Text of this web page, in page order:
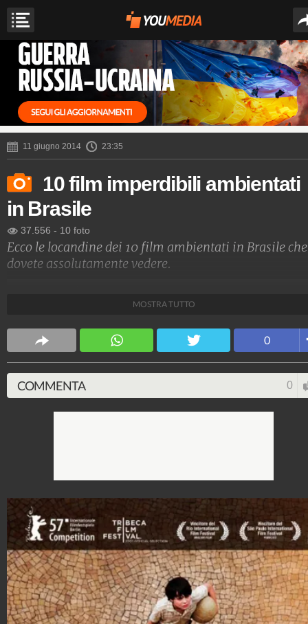
11 giugno 2014 23:35
10 film imperdibili ambientati
in Brasile
37.556 - 10 foto
Ecco le locandine dei 10 film ambientati in Brasile che
dovete assolutamente vedere.
9.454 video-76.076 foto
MOSTRA TUTTO
0
COMMENTA 0